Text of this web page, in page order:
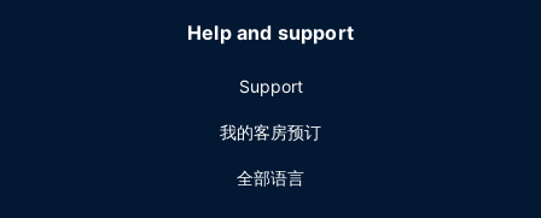
Help and support
Support
我的客房预订
全部语言